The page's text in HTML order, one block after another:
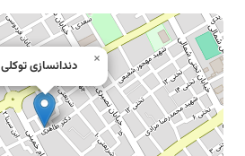
دندانسازی توکلی ×